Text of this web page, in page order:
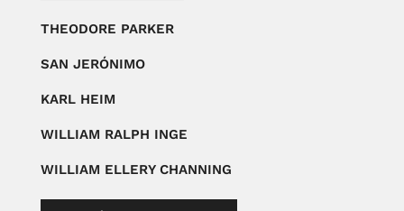
THEODORE PARKER
SAN JERÓNIMO
KARL HEIM
WILLIAM RALPH INGE
WILLIAM ELLERY CHANNING